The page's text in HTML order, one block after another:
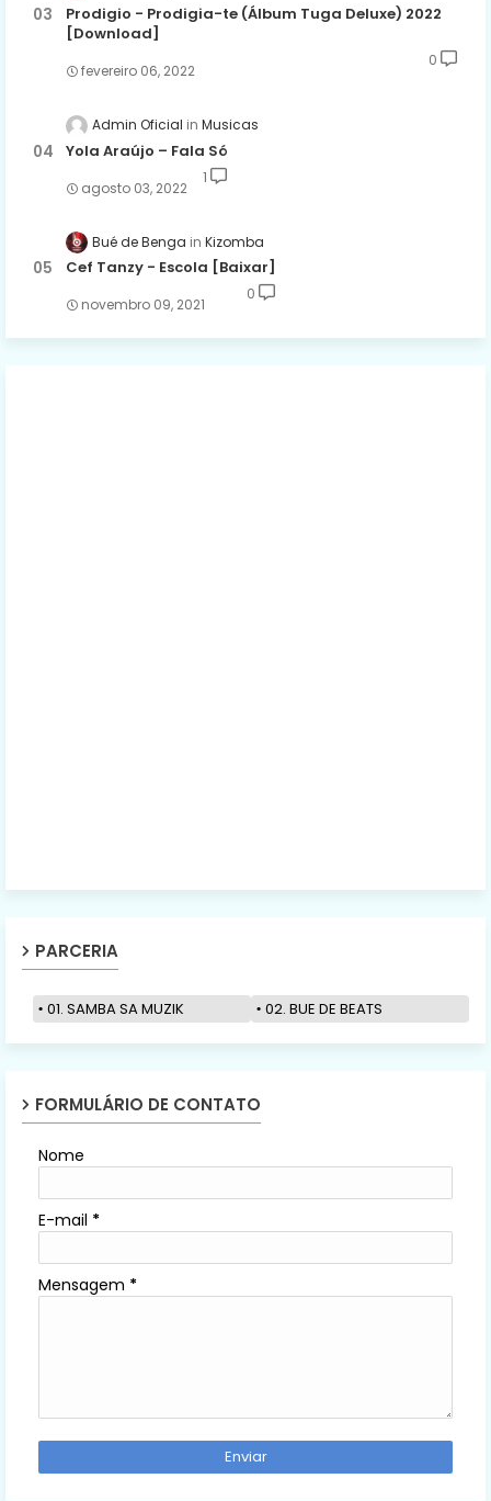
Prodigio - Prodigia-te (Álbum Tuga Deluxe) 2022
[Download]
fevereiro 06, 2022
0
Admin Oficial Musicas
Yola Araújo – Fala Só
agosto 03, 2022
1
Bué de Benga Kizomba
Cef Tanzy - Escola [Baixar]
novembro 09, 2021
0
PARCERIA
01. SAMBA SA MUZIK 02. BUE DE BEATS
FORMULÁRIO DE CONTATO
Nome
E-mail *
Mensagem *